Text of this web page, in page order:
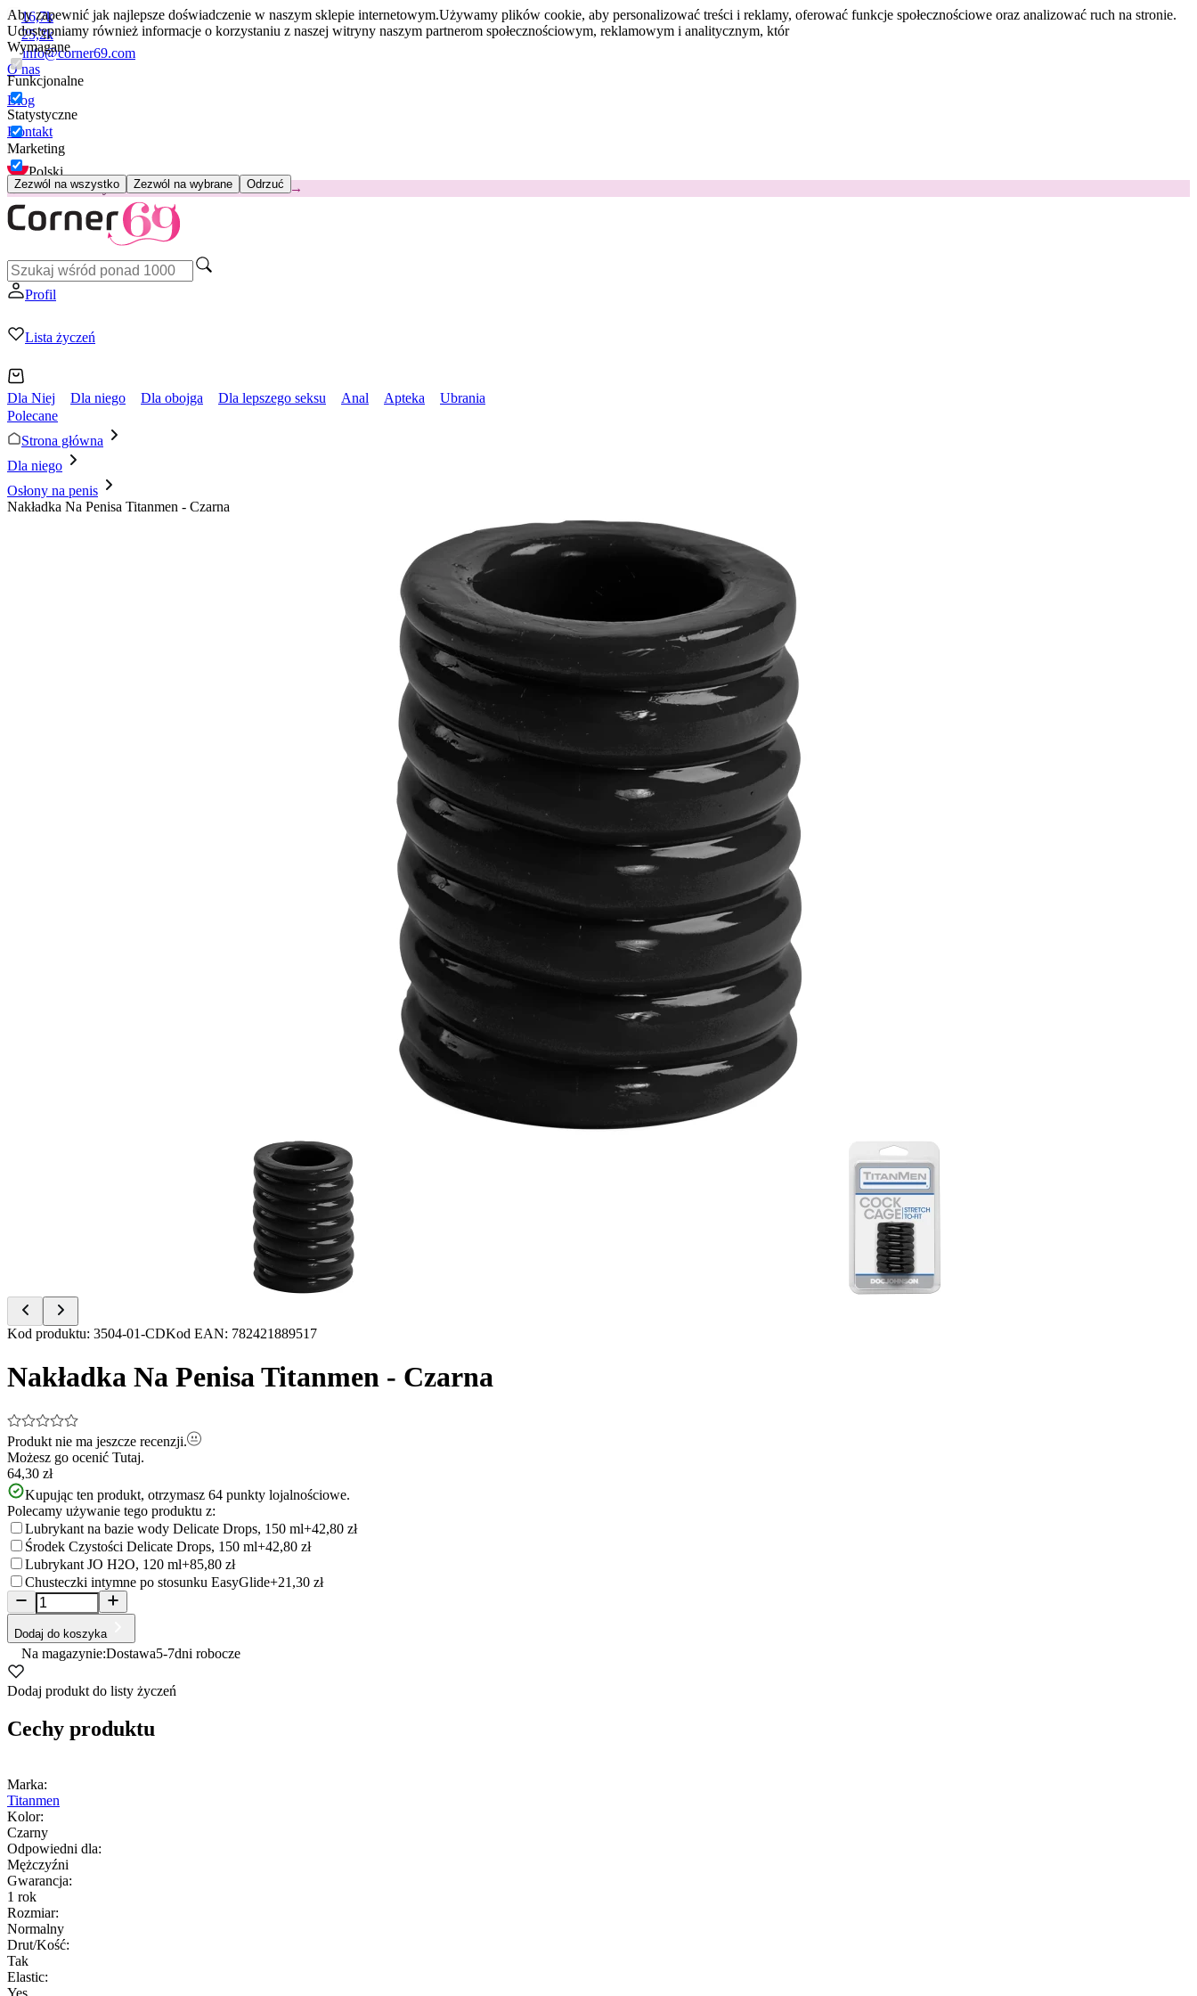
Aby zapewnić jak najlepsze doświadczenie w naszym sklepie internetowym.Używamy plików cookie, aby personalizować treści i reklamy, oferować funkcje społecznościowe oraz analizować ruch na stronie.
Udostępniamy również informacje o korzystaniu z naszej witryny naszym partnerom społecznościowym, reklamowym i analitycznym, któr
Wymagane
Funkcjonalne
Statystyczne
Marketing
Zezwól na wszystko Zezwól na wybrane Odrzuć
16,7k
25,2k
info@corner69.com
O nas
Blog
Kontakt
Polski
😽Svakom Klitty: 65 zł TANIEJKod: KLITTY →
Profil
Lista życzeń
Dla Niej Dla niego Dla obojga Dla lepszego seksu Anal Apteka
Ubrania
Polecane
Strona główna
Dla niego
Osłony na penis
Nakładka Na Penisa Titanmen - Czarna
Item
of
Kod produktu: 3504-01-CDKod EAN: 782421889517
Nakładka Na Penisa Titanmen - Czarna
Produkt nie ma jeszcze recenzji.
Możesz go ocenić Tutaj.
64,30 zł
Kupując ten produkt, otrzymasz 64 punkty lojalnościowe.
Polecamy używanie tego produktu z:
Lubrykant na bazie wody Delicate Drops, 150 ml+42,80 zł
Środek Czystości Delicate Drops, 150 ml+42,80 zł
Lubrykant JO H2O, 120 ml+85,80 zł
Chusteczki intymne po stosunku EasyGlide+21,30 zł
Dodaj do koszyka
Na magazynie:Dostawa5-7dni robocze
Dodaj produkt do listy życzeń
Cechy produktu
Marka:
Titanmen
Kolor:
Czarny
Odpowiedni dla:
Mężczyźni
Gwarancja:
1 rok
Rozmiar:
Normalny
Drut/Kość:
Tak
Elastic:
Yes